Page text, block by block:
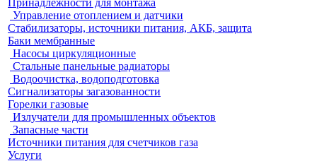
Принадлежности для монтажа
Управление отоплением и датчики
Стабилизаторы, источники питания, АКБ, защита
Баки мембранные
Насосы циркуляционные
Стальные панельные радиаторы
Водоочистка, водоподготовка
Сигнализаторы загазованности
Горелки газовые
Излучатели для промышленных объектов
Запасные части
Источники питания для счетчиков газа
Услуги